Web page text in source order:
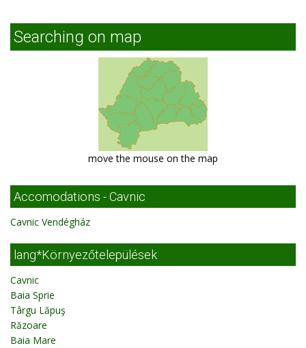
Searching on map
move the mouse on the map
Accomodations - Cavnic
Cavnic Vendégház
lang*Környezőtelepülések
Cavnic
Baia Sprie
Târgu Lăpuş
Răzoare
Baia Mare